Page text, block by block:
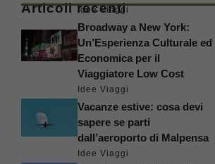
Articoli recenti
Idee Viaggi
Broadway a New York:
Un’Esperienza Culturale ed
Economica per il
Viaggiatore Low Cost
Idee Viaggi
Vacanze estive: cosa devi
sapere se parti
dall’aeroporto di Malpensa
Idee Viaggi